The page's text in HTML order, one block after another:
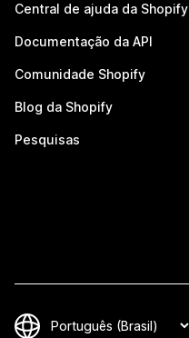
Central de ajuda da Shopify
Documentação da API
Comunidade Shopify
Blog da Shopify
Pesquisas